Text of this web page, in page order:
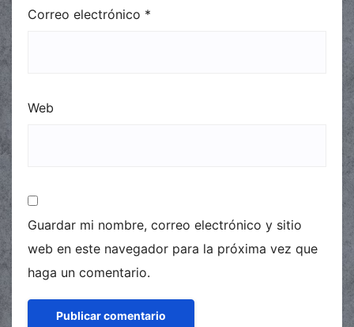
Correo electrónico *
Web
Guardar mi nombre, correo electrónico y sitio
web en este navegador para la próxima vez que
haga un comentario.